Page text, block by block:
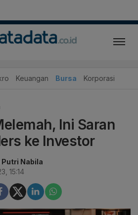
Keuangan Bursa Korporasi
Ini Saran
ke Investor
Putri Nabila
15:14